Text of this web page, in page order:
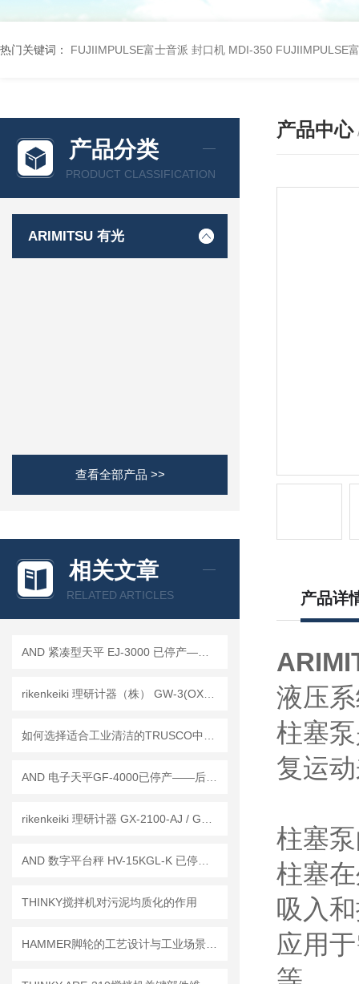
热门关键词： FUJIIMPULSE富士音派 封口机 MDI-350 FUJIIMPULSE
产品分类
PRODUCT CLASSIFICATION
ARIMITSU 有光
查看全部产品 >>
相关文章
RELATED ARTICLES
THINKY搅拌机对污泥均质化的作用
产品中心
产品详
液压
柱塞
复运
柱塞
柱塞
吸入
应用